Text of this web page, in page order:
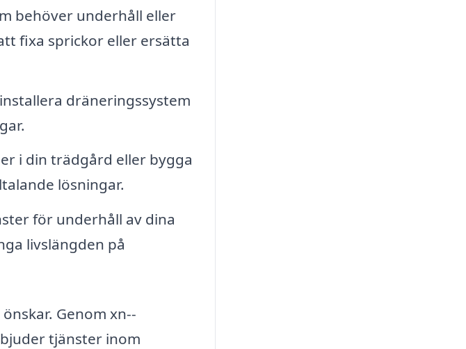
behöver underhåll eller
fixa sprickor eller ersätta
dräneringssystem
i din trädgård eller bygga
lösningar.
för underhåll av dina
livslängden på
Genom xn--
tjänster inom